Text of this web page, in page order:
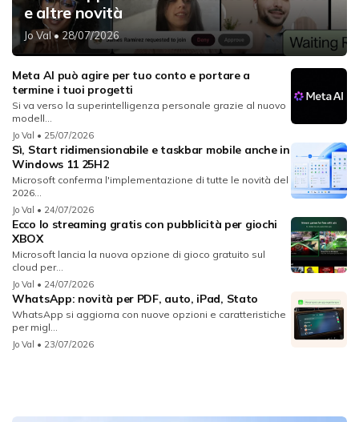
e altre novità
Jo Val• 28/07/2026
Meta AI può agire per tuo conto e portare a
termine i tuoi progetti
Si va verso la superintelligenza personale grazie al nuovo
modell...
Jo Val • 25/07/2026
Sì, Start ridimensionabile e taskbar mobile anche in
Windows 11 25H2
Microsoft conferma l'implementazione di tutte le novità del
2026...
Jo Val • 24/07/2026
Ecco lo streaming gratis con pubblicità per giochi
XBOX
Microsoft lancia la nuova opzione di gioco gratuito sul
cloud per...
Jo Val • 24/07/2026
WhatsApp: novità per PDF, auto, iPad, Stato
WhatsApp si aggiorna con nuove opzioni e caratteristiche
per migl...
Jo Val • 23/07/2026